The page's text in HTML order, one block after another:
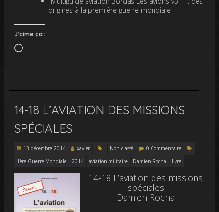
origines à la première guerre mondiale
J’aime ça :
Chargement…
14-18 L’AVIATION DES MISSIONS
SPÉCIALES
13 décembre 2014 xavier Non classé
0 Commentaire
1ère Guerre Mondiale
2014 aviation militaire Damien Rocha livre
14-18 L’aviation des missions
spéciales
Damien Rocha